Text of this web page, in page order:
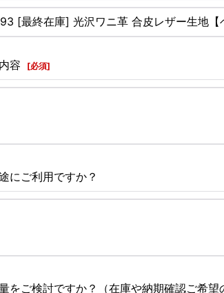
容 [必須]
にご利用ですか？
をご検討ですか？（在庫や納期確認ご希望